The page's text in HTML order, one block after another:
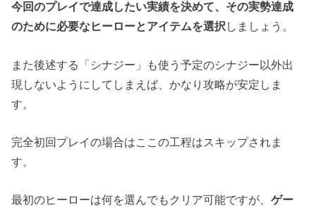
今回のプレイで達成したい実績を決めて、その実勢達成
のために必要なヒーローとアイテムを選択 しましょう。
また後述する「シナジー」も使う予定のシナジー以外出
現しないようにしてしまえば、かなり攻略が安定しま
す。
完全初回プレイの場合はここの工程はスキップされま
す。
最初のヒーローは何を選んでもクリア可能ですが、ゲー